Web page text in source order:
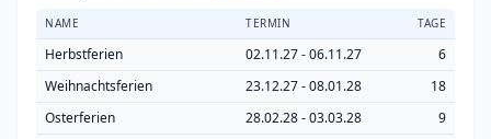
NAME TERMIN TAGE
Herbstferien 02.11.27 - 06.11.27
6
Weihnachtsferien
23.12.27 - 08.01.28
18
Osterferien
28.02.28 - 03.03.28
9